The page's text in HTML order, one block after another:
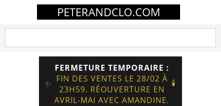
PETERANDCLO.COM
✨
FERMETURE TEMPORAIRE :
FIN DES VENTES LE 28/02 À
23H59. RÉOUVERTURE EN
AVRIL-MAI AVEC AMANDINE.
🕯️